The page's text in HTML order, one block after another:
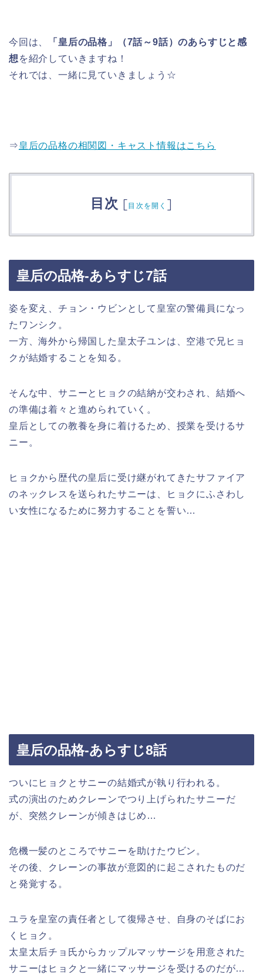
今回は、
「皇后の品格」（7話～9話）のあらすじと感
想 を紹介していきますね！
それでは、一緒に見ていきましょう☆
⇒皇后の品格の相関図・キャスト情報はこちら
目次 [目次を開く ]
皇后の品格-あらすじ7話
姿を変え、チョン・ウビンとして皇室の警備員になっ
たワンシク。
一方、海外から帰国した皇太子ユンは、空港で兄ヒョ
クが結婚することを知る。
そんな中、サニーとヒョクの結納が交わされ、結婚へ
の準備は着々と進められていく。
皇后としての教養を身に着けるため、授業を受けるサ
ニー。
ヒョクから歴代の皇后に受け継がれてきたサファイア
のネックレスを送られたサニーは、ヒョクにふさわし
い女性になるために努力することを誓い…
皇后の品格-あらすじ8話
ついにヒョクとサニーの結婚式が執り行われる。
式の演出のためクレーンでつり上げられたサニーだ
が、突然クレーンが傾きはじめ…
危機一髪のところでサニーを助けたウビン。
その後、クレーンの事故が意図的に起こされたものだ
と発覚する。
ユラを皇室の責任者として復帰させ、自身のそばにお
くヒョク。
太皇太后チョ氏からカップルマッサージを用意された
サニーはヒョクと一緒にマッサージを受けるのだが…